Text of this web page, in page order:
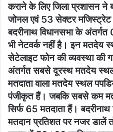
कराने के लिए जिला प्रशासन ने
जोनल एवं 53 सेक्टर मजिस्ट्रेट
बदरीनाथ विधानसभा के
भी नेटवर्क नहीं है। इन मतदेय
सेटेलाइट फोन की व्यवस्था की
अंतर्गत सबसे दूरस्थ मतदेय
मतदाता वाला मतदेय स्थल
पंजीकृत हैं। जबकि सबसे कम
सिर्फ 65 मतदाता हैं।
मतदान प्रतिशत पर नजर